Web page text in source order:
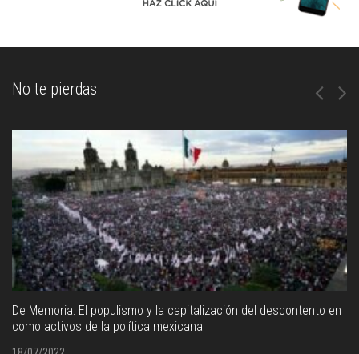
No te pierdas
De Memoria: El populismo y la capitalización del descontento en
como activos de la política mexicana